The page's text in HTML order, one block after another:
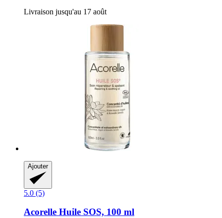
Livraison jusqu'au 17 août
Ajouter
5.0 (5)
Acorelle Huile SOS, 100 ml